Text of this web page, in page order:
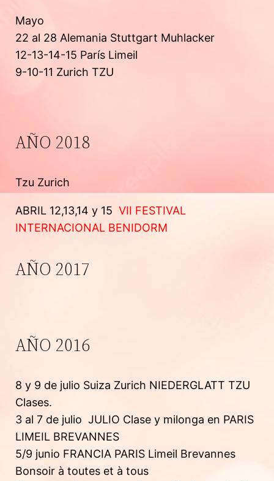
Mayo
22 al 28 Alemania Stuttgart Muhlacker
12-13-14-15 París Limeil
9-10-11 Zurich TZU
AÑO 2018
Tzu Zurich
ABRIL 12,13,14 y 15 VII FESTIVAL
INTERNACIONAL BENIDORM
AÑO 2017
AÑO 2016
8 y 9 de julio Suiza Zurich NIEDERGLATT TZU
Clases.
3 al 7 de julio JULIO Clase y milonga en PARIS
LIMEIL BREVANNES
5/9 junio FRANCIA PARIS Limeil Brevannes
Bonsoir à toutes et à tous